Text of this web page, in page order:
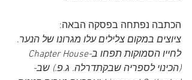
הכתבה נפתחה בפסקה הבאה:
ציוצים במקום צלילים עלו מגרונו של הנער.
(הכינוי לספריה שבקתדרלה. ג.פ.) שב-